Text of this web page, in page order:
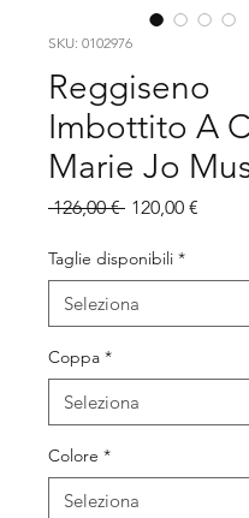
SKU: 0102976
Reggiseno
Imbottito A
Marie Jo
126,00 € Prezzo
120,00 €
Taglie disponibili *
Coppa *
Colore *